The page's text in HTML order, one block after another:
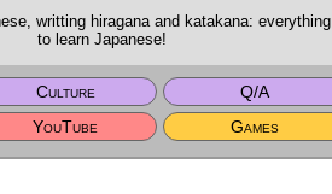
writting hiragana and katakana: everything
to learn Japanese!
Culture
Q/A
YouTube Games